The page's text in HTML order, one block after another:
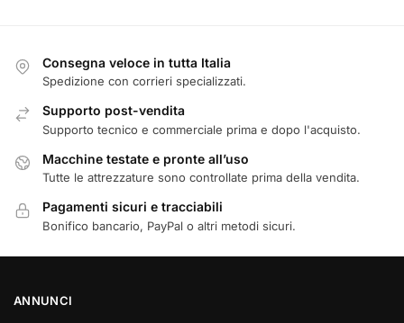
Consegna veloce in tutta Italia
Spedizione con corrieri specializzati.
Supporto post-vendita
Supporto tecnico e commerciale prima e dopo l'acquisto.
Macchine testate e pronte all’uso
Tutte le attrezzature sono controllate prima della vendita.
Pagamenti sicuri e tracciabili
Bonifico bancario, PayPal o altri metodi sicuri.
ANNUNCI